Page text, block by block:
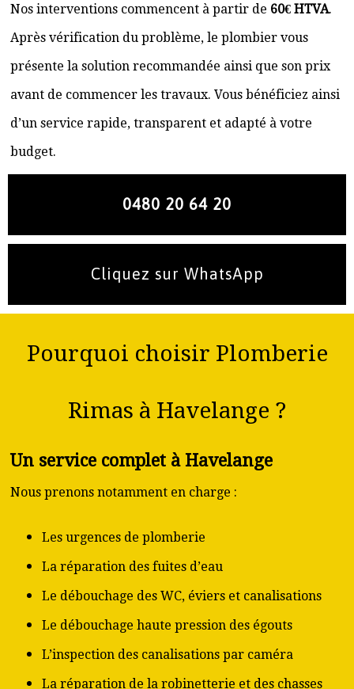
Nos interventions commencent à partir de 60€ HTVA.
Après vérification du problème, le plombier vous
présente la solution recommandée ainsi que son prix
avant de commencer les travaux. Vous bénéficiez ainsi
d’un service rapide, transparent et adapté à votre
budget.
0480 20 64 20
Cliquez sur WhatsApp
Pourquoi choisir Plomberie
Rimas à Havelange ?
Un service complet à Havelange
Nous prenons notamment en charge :
Les urgences de plomberie
La réparation des fuites d’eau
Le débouchage des WC, éviers et canalisations
Le débouchage haute pression des égouts
L’inspection des canalisations par caméra
La réparation de la robinetterie et des chasses